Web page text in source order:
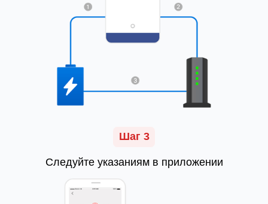
Шаг 3
Следуйте указаниям в приложении